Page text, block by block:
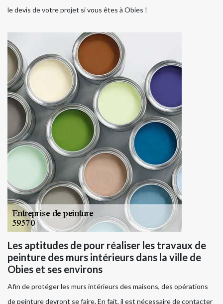
le devis de votre projet si vous êtes à Obies !
Les aptitudes de pour réaliser les travaux de
peinture des murs intérieurs dans la ville de
Obies et ses environs
Afin de protéger les murs intérieurs des maisons, des opérations
de peinture devront se faire. En fait, il est nécessaire de contacter